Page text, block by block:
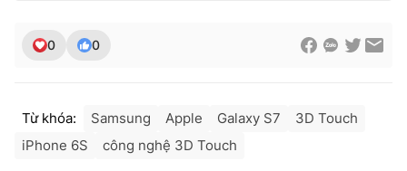
Giấy phép hoạt động báo in và báo điện tử số 483/GP-BTTTT
Phó Tổng Biên tập: Nguyễn Thị Mỹ Hạnh, Phạm Quốc Thắng,
Tổng đài VTV:
024.38 355 931 - 024.38 355 932
0 0
Từ khóa: Samsung Apple Galaxy S7
3D Touch
iPhone 6S
công nghệ 3D Touch